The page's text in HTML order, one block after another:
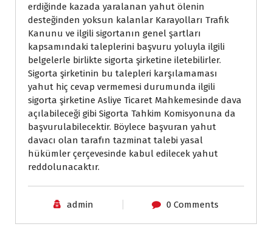
erdiğinde kazada yaralanan yahut ölenin
desteğinden yoksun kalanlar Karayolları Trafik
Kanunu ve ilgili sigortanın genel şartları
kapsamındaki taleplerini başvuru yoluyla ilgili
belgelerle birlikte sigorta şirketine iletebilirler.
Sigorta şirketinin bu talepleri karşılamaması
yahut hiç cevap vermemesi durumunda ilgili
sigorta şirketine Asliye Ticaret Mahkemesinde dava
açılabileceği gibi Sigorta Tahkim Komisyonuna da
başvurulabilecektir. Böylece başvuran yahut
davacı olan tarafın tazminat talebi yasal
hükümler çerçevesinde kabul edilecek yahut
reddolunacaktır.
admin 0 Comments